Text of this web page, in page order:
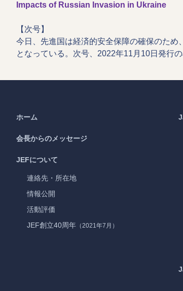
Impacts of Russian Invasion in Ukraine
【次号】
今日、先進国は経済的安全保障の確保のた
となっている。次号、2022年11月10日発行
ホーム
会長からのメッセージ
JEFについて
連絡先・所在地
情報公開
活動評価
JEF創立40周年 （2021年7月）